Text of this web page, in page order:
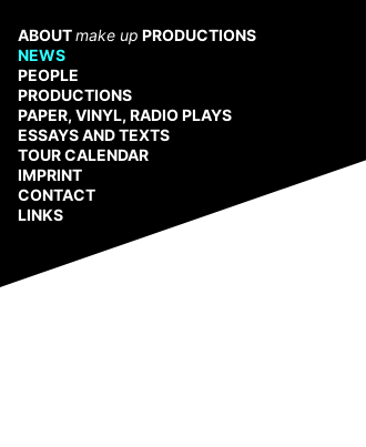
Inhalt
springen
ABOUTmake up PRODUCTIONS
NEWS
PEOPLE
PRODUCTIONS
PAPER, VINYL, RADIO PLAYS
ESSAYS AND TEXTS
TOUR CALENDAR
IMPRINT
CONTACT
LINKS